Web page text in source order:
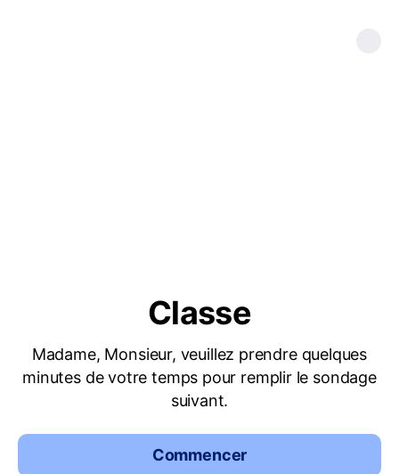
Classe
Madame, Monsieur, veuillez prendre quelques
minutes de votre temps pour remplir le sondage
suivant.
Commencer